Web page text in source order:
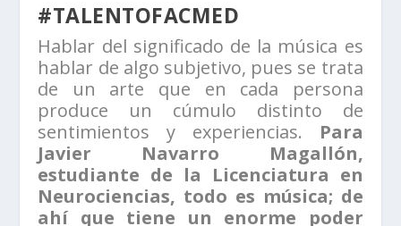
#TALENTOFACMED
Hablar del significado de la música es
hablar de algo subjetivo, pues se trata
de un arte que en cada persona
produce un cúmulo distinto de
sentimientos y experiencias. Para
Javier Navarro Magallón,
estudiante de la Licenciatura en
Neurociencias, todo es música; de
ahí que tiene un enorme poder